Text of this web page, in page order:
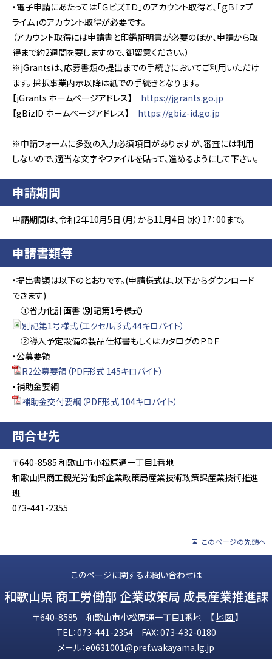
・電子申請にあたっては「ＧビズＩＤ」のアカウント取得と、「ｇＢｉｚプ
ライム」のアカウント取得が必要です。
（アカウント取得には申請書と印鑑証明書が必要のほか、申請から取
得まで約2週間を要しますので、御留意ください。）
※jGrantsは、応募書類の提出までの手続きにおいてご利用いただけ
ます。 採択事業内示以降は紙での手続きとなります。
【jGrants ホームページアドレス】 https://jgrants.go.jp
【gBizID ホームページアドレス】 https://gbiz-id.go.jp
※申請フォームに多数の入力必須項目がありますが、審査には利用
しないので、適当な文字やファイルを貼って、進めるようにして下さい。
申請期間
申請期間は、令和2年10月5日（月）から11月4日（水）17：00まで。
申請書類等
・提出書類は以下のとおりです。(申請様式は、以下からダウンロード
できます)
①省力化計画書（別記第1号様式）
別記第1号様式（エクセル形式 44キロバイト）
②導入予定設備の製品仕様書もしくはカタログのＰＤＦ
・公募要領
R2公募要領（PDF形式 145キロバイト）
・補助金要綱
補助金交付要綱（PDF形式 104キロバイト）
問合せ先
〒640-8585 和歌山市小松原通一丁目1番地
和歌山県商工観光労働部企業政策局産業技術政策課産業技術推進
班
073-441-2355
このページの先頭へ
このページに関するお問い合わせは
和歌山県 商工労働部 企業政策局 成長産業推進課
〒640-8585 和歌山市小松原通一丁目1番地 【地図】
TEL：073-441-2354 FAX：073-432-0180
メール：e0631001@pref.wakayama.lg.jp